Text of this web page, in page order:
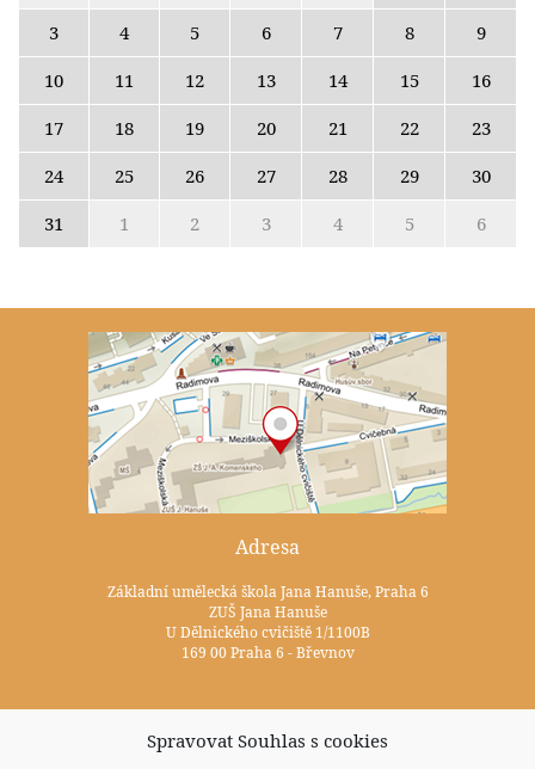
Spravovat Souhlas s cookies
3
4 5 6 7 8
9
10
11 12 13 14 15
16
17
18 19 20 21 22
23
24
25 26 27 28 29
30
31
1 2 3 4 5 6
Adresa
Základní umělecká škola Jana Hanuše, Praha 6
ZUŠ Jana Hanuše
U Dělnického cvičiště 1/1100B
169 00 Praha 6 - Břevnov